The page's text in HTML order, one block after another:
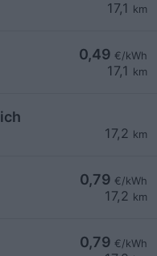
17,1 km
0,49 €/kWh
17,1 km
17,2 km
0,79 €/kWh
17,2 km
0,79 €/kWh